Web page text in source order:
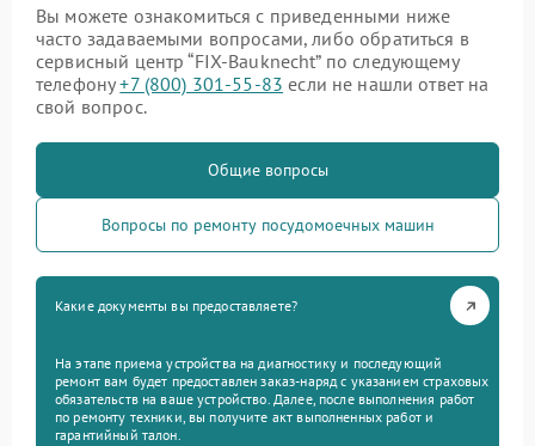
Вы можете ознакомиться с приведенными ниже
часто задаваемыми вопросами, либо обратиться в
сервисный центр “FIX-Bauknecht” по следующему
телефону+7 (800) 301-55-83 если не нашли ответ на
свой вопрос.
Общие вопросы
Вопросы по ремонту посудомоечных машин
Какие документы вы предоставляете?
На этапе приема устройства на диагностику и последующий
ремонт вам будет предоставлен заказ-наряд с указанием страховых
обязательств на ваше устройство. Далее, после выполнения работ
по ремонту техники, вы получите акт выполненных работ и
гарантийный талон.